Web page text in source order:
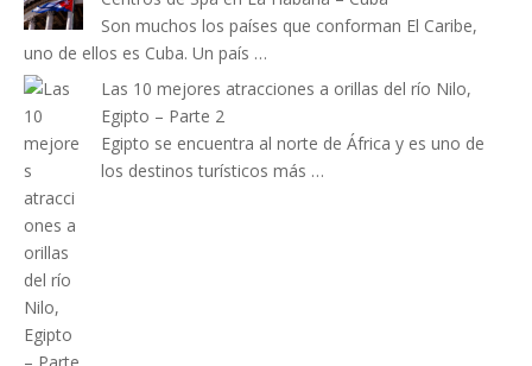
Son muchos los países que conforman El Caribe,
uno de ellos es Cuba. Un país …
Las 10 mejores atracciones a orillas del río Nilo,
Egipto – Parte 2
Egipto se encuentra al norte de África y es uno de
los destinos turísticos más …